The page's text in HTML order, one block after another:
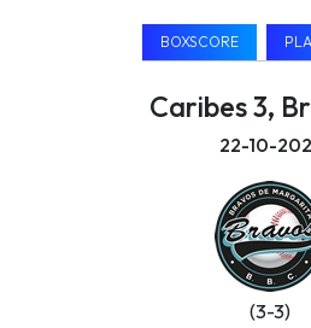
BOXSCORE
Caribes 3,
22-10-
(3-3)